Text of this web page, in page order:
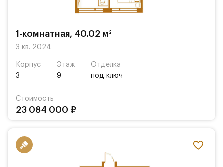
1-комнатная, 40.02 м²
3 кв. 2024
Корпус
3
Этаж
9
Отделка
под ключ
Стоимость
23 084 000 ₽